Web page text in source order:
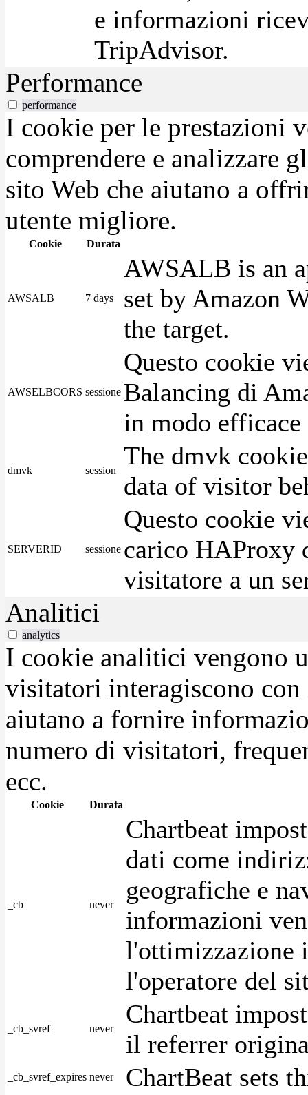
e informazioni
TripAdvisor.
Performance
performance
I cookie per le prestazioni
comprendere e analizzare
sito Web che aiutano a
utente migliore.
Cookie Durata
AWSALB 7 days
AWSALB is an
set by Amazon
the target.
AWSELBCORS sessione
Questo cookie
Balancing di
in modo
dmvk session
The dmvk
data of visitor
SERVERID sessione
Questo cookie
carico HAProxy
visitatore a un
Analitici
analytics
I cookie analitici vengono
visitatori interagiscono
aiutano a fornire
numero di visitatori,
ecc.
Cookie Durata
_cb never
Chartbeat
dati come
geografiche e
informazioni
l'ottimizzazione
l'operatore del
_cb_svref never
Chartbeat
il referrer
_cb_svref_expires never ChartBeat sets